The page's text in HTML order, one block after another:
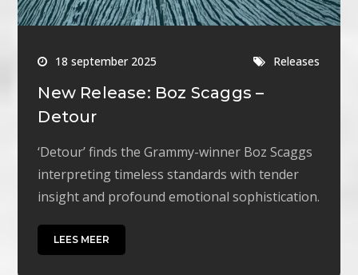
18 september 2025 Releases
New Release: Boz Scaggs –
Detour
‘Detour’ finds the Grammy-winner Boz Scaggs
interpreting timeless standards with tender
insight and profound emotional sophistication.
LEES MEER